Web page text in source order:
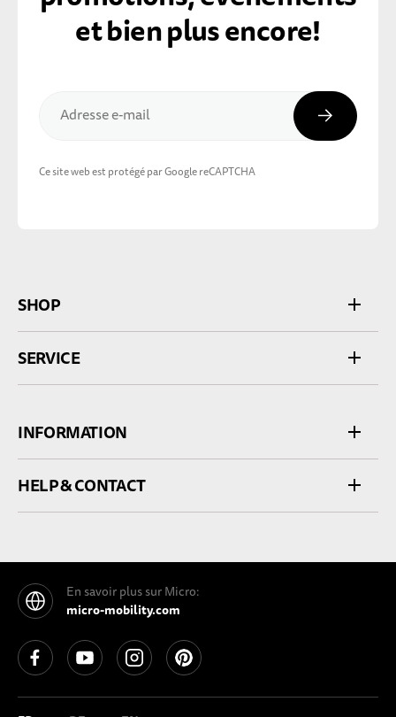
Adresse e-mail
Ce site web est protégé par Google reCAPTCHA
et bien plus encore!
SHOP
SERVICE
INFORMATION
HELP & CONTACT
En savoir plus sur Micro:
micro-mobility.com
See our Facebook
See our YouTube channel
See our Instagram
See our Pinterest